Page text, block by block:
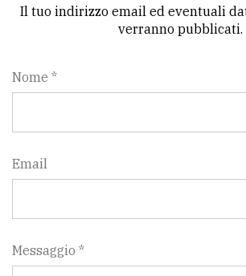
TESTATE
policy
Il tuo indirizzo email ed eventuali
verranno pubblicati.
Nome *
Email
Messaggio *